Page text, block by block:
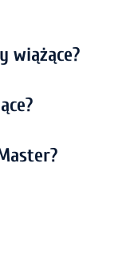
wiążące?